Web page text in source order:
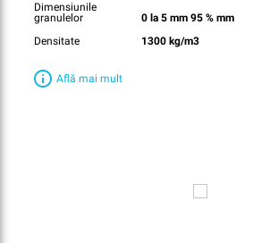
Dimensiunile
granulelor
0 la 5 mm 95 % mm
Densitate
1300 kg/m3
Află mai mult